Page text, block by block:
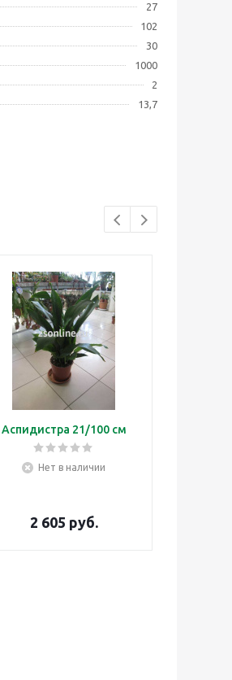
27
102
30
1000
2
13,7
Аспидистра 21/100 см
Нет в наличии
2 605 руб.